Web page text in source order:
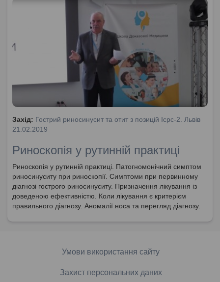
Захід: Гострий риносинусит та отит з позицій Icpc-2. Львів
21.02.2019
Риноскопія у рутинній практиці
Риноскопія у рутинній практиці. Патогномонічний симптом
риносинуситу при риноскопії. Симптоми при первинному
діагнозі гострого риносинуситу. Призначення лікування із
доведеною ефективністю. Коли лікування є критерієм
правильного діагнозу. Аномалії носа та перегляд діагнозу.
Умови використання сайту
Захист персональних даних